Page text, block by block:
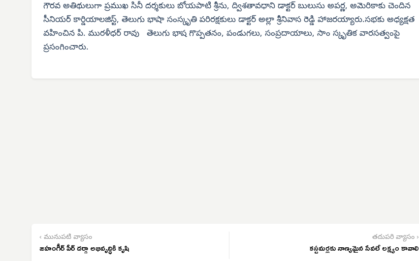
గౌరవ అతిథులుగా ప్రముఖ సినీ దర్శకులు బోయపాటి శ్రీను, ద్విశతావధాని డాక్టర్ బులుసు అపర్ణ, అమెరికాకు చెందిన
సీనియర్ కార్డియాలజిస్ట్, తెలుగు భాషా సంస్కృతి పరిరక్షకులు డాక్టర్ అల్లా శ్రీనివాస రెడ్డి హాజరయ్యారు.సభకు అధ్యక్షత
వహించిన పి. మురళీధర్ రావు తెలుగు భాష గొప్పతనం, పండుగలు, సంప్రదాయాలు, సాం స్కృతిక వారసత్వంపై
ప్రసంగించారు.
‹ మునుపటి వ్యాసం
జహంగీర్ పీర్ దర్గా అభివృద్ధికి కృషి
తదుపరి వ్యాసం ›
కస్టమర్లకు నాణ్యమైన సేవలే లక్ష్యం కావాలి